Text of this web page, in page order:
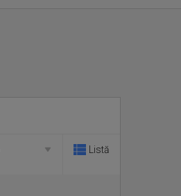
Listă